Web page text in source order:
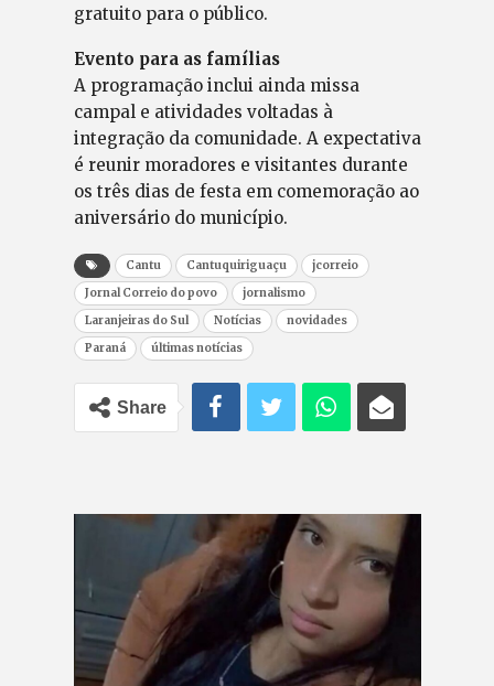
gratuito para o público.
Evento para as famílias
A programação inclui ainda missa
campal e atividades voltadas à
integração da comunidade. A expectativa
é reunir moradores e visitantes durante
os três dias de festa em comemoração ao
aniversário do município.
Cantu Cantuquiriguaçu
jcorreio
Jornal Correio do povo
jornalismo
Laranjeiras do Sul
Notícias
novidades
Paraná
últimas notícias
Share